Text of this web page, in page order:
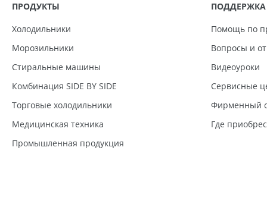
ПРОДУКТЫ
Холодильники
Морозильники
Стиральные машины
Комбинация SIDE BY SIDE
Торговые холодильники
Медицинская техника
Промышленная продукция
ПОДДЕРЖКА
Помощь по
Вопросы и
Видеоуроки
Сервисные
Фирменный
Где